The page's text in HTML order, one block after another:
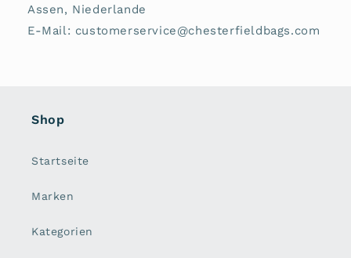
Assen, Niederlande
E-Mail: customerservice@chesterfieldbags.com
Shop
Startseite
Marken
Kategorien